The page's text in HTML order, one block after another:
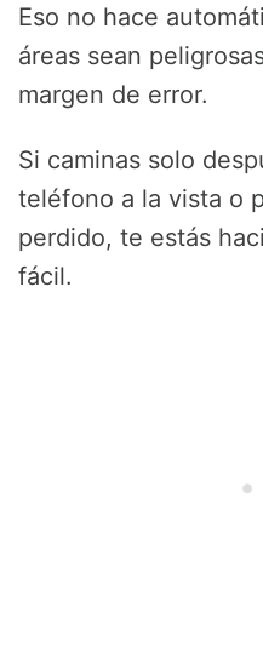
Eso no hace
áreas sean
margen de error.
Si caminas solo
teléfono a la vista o
perdido, te estás
fácil.